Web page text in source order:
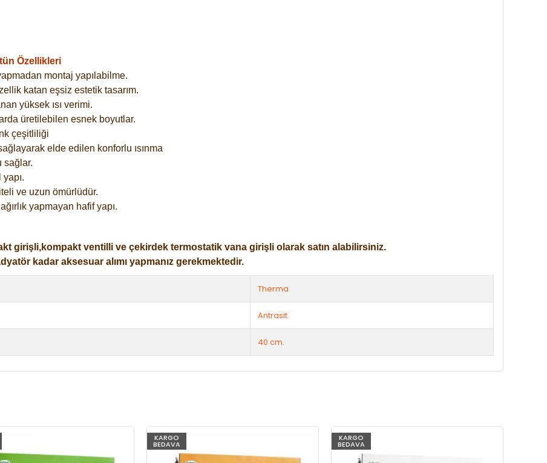
Özellikleri
montaj yapılabilme.
katan eşsiz estetik tasarım.
yüksek ısı verimi.
üretilebilen esnek boyutlar.
çeşitliliği
elde edilen konforlu ısınma
sağlar.
ve uzun ömürlüdür.
yapmayan hafif yapı.
girişli,kompakt ventilli ve çekirdek termostatik vana girişli olarak satın alabilirsiniz.
kadar aksesuar alımı yapmanız gerekmektedir.
Therma
Antrasit
40 cm.
KARGO
BEDAVA
KARGO
BEDAVA